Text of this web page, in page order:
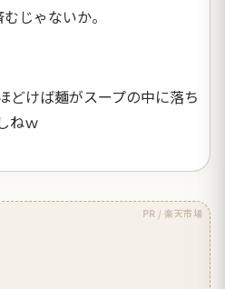
じゃないか。
どけば麺がスープの中に落ち
ねｗ
PR / 楽天市場